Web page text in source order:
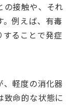
の接触や、それ
。例えば、有毒
ることで発症
、軽度の消化器
致命的な状態に